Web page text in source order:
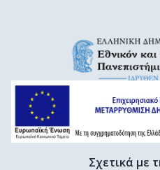
Σχετικά με